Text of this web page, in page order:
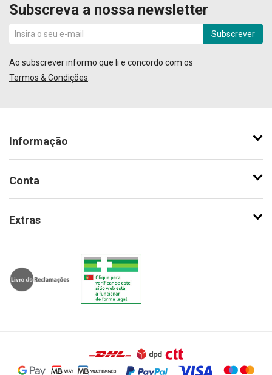
Subscreva a nossa newsletter
Subscrever
Ao subscrever informo que li e concordo com os
Termos & Condições
Informação
Conta
Extras